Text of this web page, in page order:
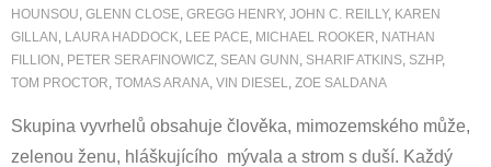
HOUNSOU, GLENN CLOSE, GREGG HENRY, JOHN C. REILLY, KAREN
GILLAN , LAURA HADDOCK, LEE PACE, MICHAEL ROOKER, NATHAN
FILLION , PETER SERAFINOWICZ, SEAN GUNN , SHARIF ATKINS, SZHP,
TOM PROCTOR, TOMAS ARANA, VIN DIESEL, ZOE SALDANA
Skupina vyvrhelů obsahuje člověka, mimozemského může,
zelenou ženu, hláškujícího mývala a strom s duší. Každý